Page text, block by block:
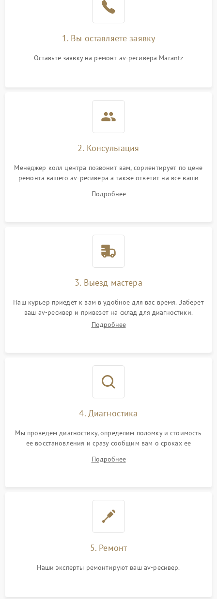
1. Вы оставляете заявку
Оставьте заявку на ремонт av-ресивера Marantz
2. Консультация
Менеджер колл центра позвонит вам, сориентирует по цене
ремонта вашего av-ресивера а также ответит на все ваши
Подробнее
3. Выезд мастера
Наш курьер приедет к вам в удобное для вас время. Заберет
ваш av-ресивер и привезет на склад для диагностики.
Подробнее
4. Диагностика
Мы проведем диагностику, определим поломку и стоимость
ее восстановления и сразу сообщим вам о сроках ее
Подробнее
5. Ремонт
Наши эксперты ремонтируют ваш av-ресивер.